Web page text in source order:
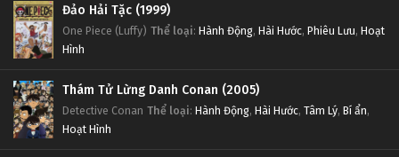
Đảo Hải Tặc (1999)
One Piece (Luffy) Thể loại: Hành Động, Hài Hước, Phiêu Lưu, Hoạt
Hình
Thám Tử Lừng Danh Conan (2005)
Detective Conan Thể loại: Hành Động, Hài Hước, Tâm Lý, Bí ẩn,
Hoạt Hình